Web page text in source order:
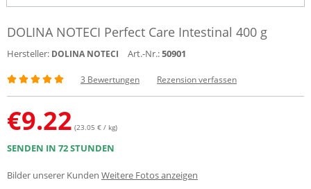
DOLINA NOTECI Perfect Care Intestinal 400 g
Hersteller: DOLINA NOTECI Art.-Nr.:50901
3 Bewertungen Rezension verfassen
€9.22 (23.05 € / kg)
SENDEN IN 72 STUNDEN
Bilder unserer Kunden Weitere Fotos anzeigen